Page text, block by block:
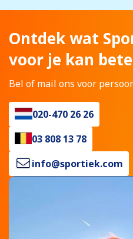
Ontdek wat
voor je kan
Bel of mail ons voor
020-470 26 26
03 808 13 78
info@sportiek.com